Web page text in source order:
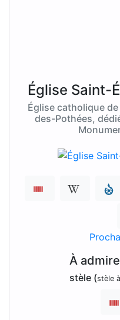
Église Saint-
Église catholique
des-Pothées,
À
stèle (stèle